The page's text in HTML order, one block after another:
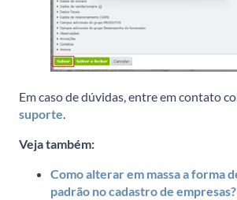
Em caso de dúvidas, entre em contato
suporte.
Veja também:
Como alterar em massa a forma
padrão no cadastro de empresas?